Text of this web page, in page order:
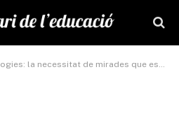
la necessitat de mirades que escoltin